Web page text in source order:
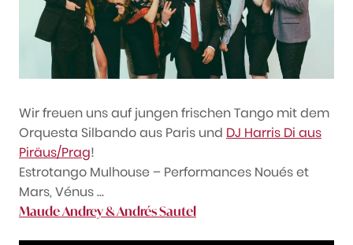
Wir freuen uns auf jungen frischen Tango mit dem
Orquesta Silbando aus Paris und DJ Harris Di aus
Piräus/Prag!
Estrotango Mulhouse – Performances Noués et
Mars, Vénus …
Maude Andrey & Andrés Sautel